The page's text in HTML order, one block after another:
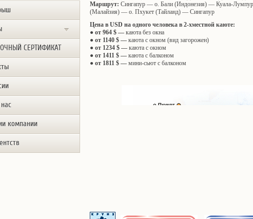
СЕРТИФИКАТ
компании
Маршрут: Сингапур — о. Бали (Индонезия) — Куала-
(Малайзия) — о. Пхукет (Тайланд) — Сингапур
Цена в USD на одного человека в 2-хместной каюте:
● от 964 $ — каюта без окна
● от 1140 $ — каюта с окном (вид загорожен)
● от 1234 $ — каюта с окном
● от 1411 $ — каюта с балконом
● от 1811 $ — мини-сьют с балконом